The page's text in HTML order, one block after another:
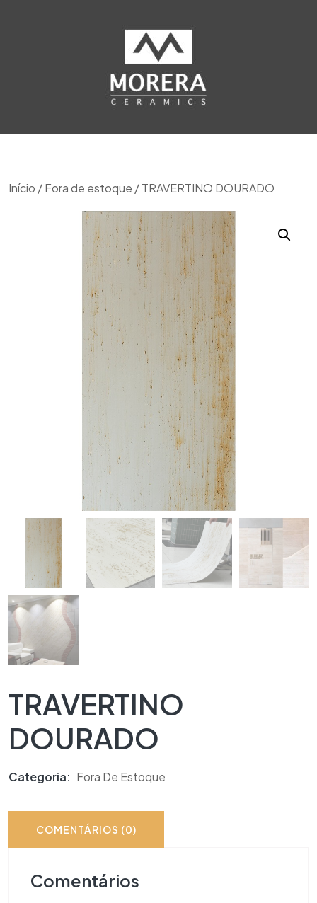
Início /Fora de estoque / TRAVERTINO DOURADO
TRAVERTINO
DOURADO
Categoria: Fora De Estoque
COMENTÁRIOS (0)
Comentários